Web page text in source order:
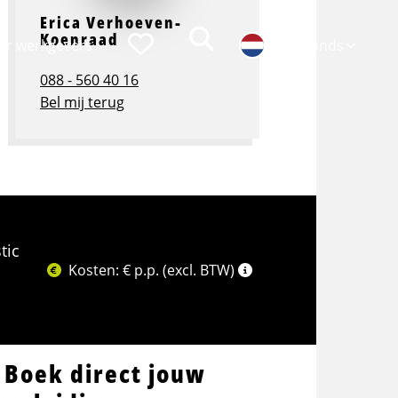
Logistiek medewerker
Bijrijder
Assistent Teamleider
werkgevers Zoeken
Erica Verhoeven-
Koenraad
088 - 560 40 16
Bel mij terug
Kosten: € p.p. (excl. BTW)
Boek direct jouw